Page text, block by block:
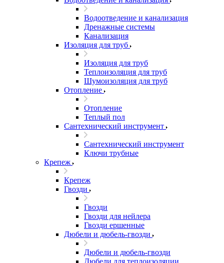
Водоотведение и канализация
Дренажные системы
Канализация
Изоляция для труб
Изоляция для труб
Теплоизоляция для труб
Шумоизоляция для труб
Отопление
Отопление
Теплый пол
Сантехнический инструмент
Сантехнический инструмент
Ключи трубные
Крепеж
Крепеж
Гвозди
Гвозди
Гвозди для нейлера
Гвозди ершенные
Дюбели и дюбель-гвозди
Дюбели и дюбель-гвозди
Дюбели для теплоизоляции